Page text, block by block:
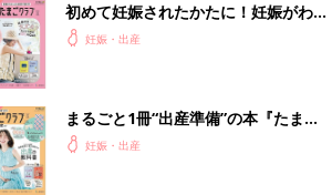
初めて妊娠されたかたに！妊娠がわか
ったら最初に読む本『初めてのたまご
妊娠・出産
まるごと1冊“出産準備”の本『たまご
クラブ 夏号』〈スペシャル大特集〉
妊娠・出産